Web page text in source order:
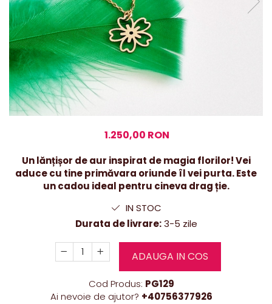
1.250,00 RON
Un lănțișor de aur inspirat de magia florilor! Vei
aduce cu tine primăvara oriunde îl vei purta. Este
un cadou ideal pentru cineva drag ție.
IN STOC
Durata de livrare:3-5 zile
ADAUGA IN COS
Cod Produs: PG129
Ai nevoie de ajutor? +40756377926